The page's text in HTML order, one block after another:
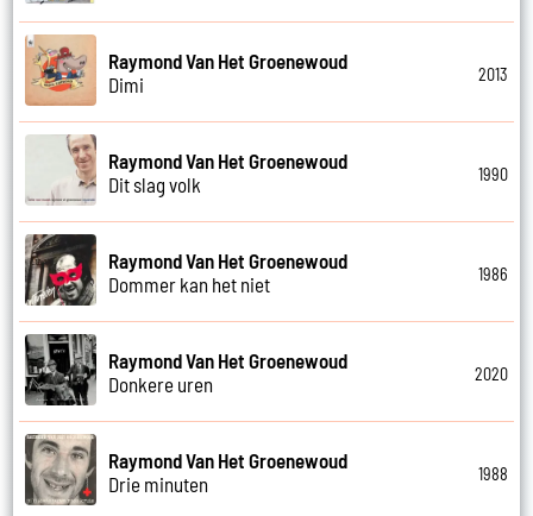
Raymond Van Het Groenewoud
Dimi
2013
Raymond Van Het Groenewoud
Dit slag volk
1990
Raymond Van Het Groenewoud
Dommer kan het niet
1986
Raymond Van Het Groenewoud
Donkere uren
2020
Raymond Van Het Groenewoud
Drie minuten
1988